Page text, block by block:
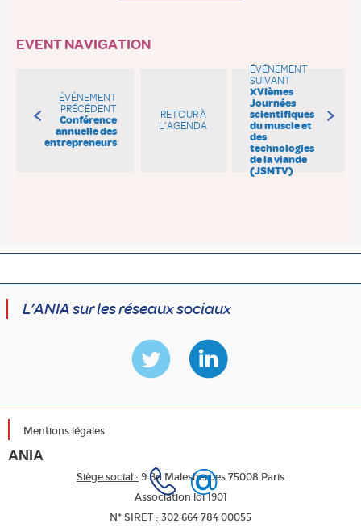
EVENT NAVIGATION
ÉVÉNEMENT
PRÉCÉDENT
Conférence
annuelle des
entrepreneurs
RETOUR À
L’AGENDA
ÉVÉNEMENT
SUIVANT
XVIèmes
Journées
scientifiques
du muscle et
des
technologies
de la viande
(JSMTV)
L’ANIA sur les réseaux sociaux
Mentions légales
ANIA
Siège social : 9 Bd Malesherbes 75008 Paris
Association loi 1901
N* SIRET : 302 664 784 00055